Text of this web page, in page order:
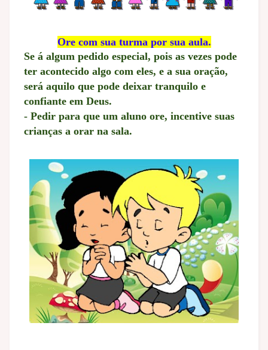
Ore com sua turma por sua aula.
Se á algum pedido especial, pois as vezes pode
ter acontecido algo com eles, e a sua oração,
será aquilo que pode deixar tranquilo e
confiante em Deus.
- Pedir para que um aluno ore, incentive suas
crianças a orar na sala.